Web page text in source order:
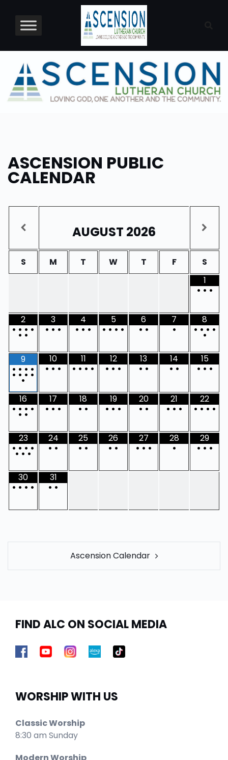
content
ASCENSION PUBLIC
CALENDAR
AUGUST 2026
S M T W T F
S
1
• • •
2
• • • •
• •
3
• • •
4
• • •
5
• • • •
6
• •
7
•
8
• • • •
•
9
• • • •
• • • •
•
10
• • •
11
• • • •
12
• • •
13
• •
14
• •
15
• • •
16
• • • •
• •
17
• • •
18
• •
19
• • •
20
• •
21
• • •
22
• • • •
23
• • • •
• • •
24
• •
25
• •
26
• •
27
• • •
28
•
29
• • •
30
• • • •
31
• •
POST
NAVIGATION
Ascension Calendar
FIND ALC ON SOCIAL MEDIA
WORSHIP WITH US
Classic Worship
8:30 am Sunday
Modern Worship